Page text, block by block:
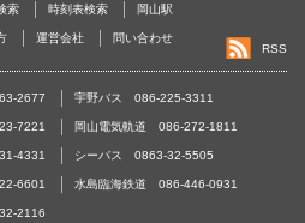
索 時刻表検索 岡山駅
運営会社
問い合わせ
RSS
2677 宇野バス 086-225-3311
7221 岡山電気軌道 086-272-1811
4331 シーバス 0863-32-5505
6601 水島臨海鉄道 086-446-0931
2116